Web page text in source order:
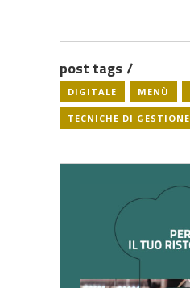
post tags
DIGITALE MENÙ
TECNICHE DI GESTIONE